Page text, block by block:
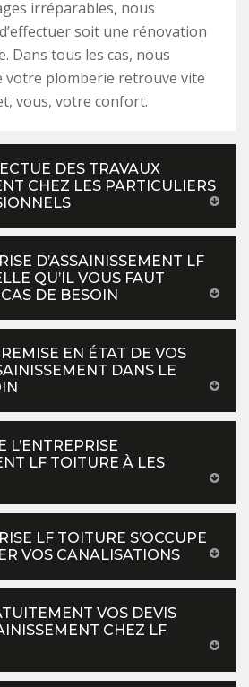
irréparables, nous
soit une rénovation
Dans tous les cas, nous
votre plomberie retrouve vite
vous, votre confort.
DES TRAVAUX
CHEZ LES PARTICULIERS
D’ASSAINISSEMENT LF
QU’IL VOUS FAUT
DE BESOIN
EN ÉTAT DE VOS
DANS LE
L’ENTREPRISE
LF TOITURE À LES
LF TOITURE S’OCCUPE
VOS CANALISATIONS
VOS DEVIS
CHEZ LF